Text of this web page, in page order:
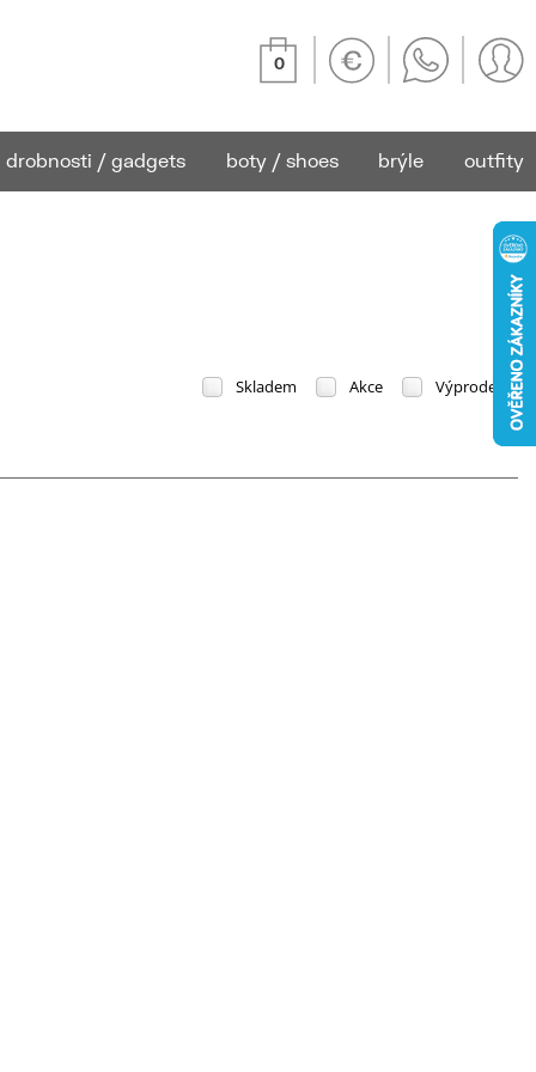
0
drobnosti / gadgets boty / shoes brýle outfity
Skladem Akce Výprodej